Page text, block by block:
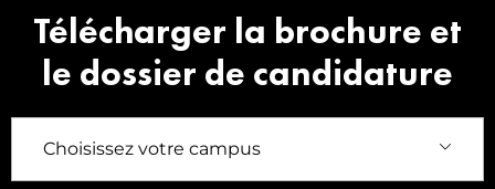
Télécharger la brochure et
le dossier de candidature